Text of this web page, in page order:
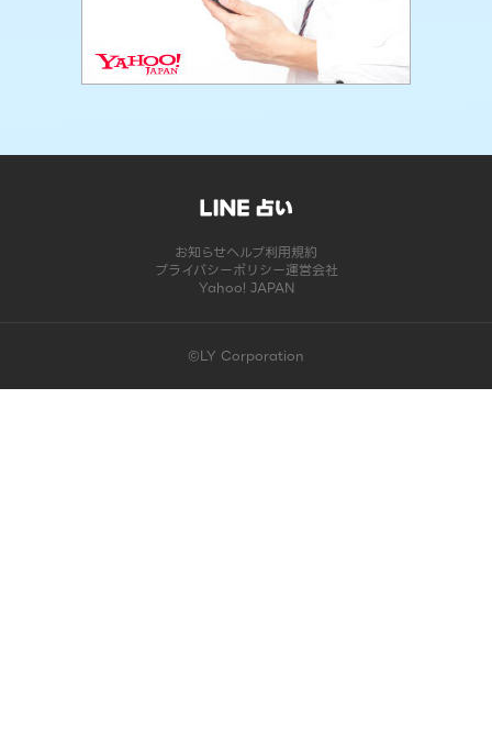
お知らせヘルプ利用規約
プライバシーポリシー運営会社
Yahoo! JAPAN
©LY Corporation
このコンテンツは掲載が終了しました | LINE占い